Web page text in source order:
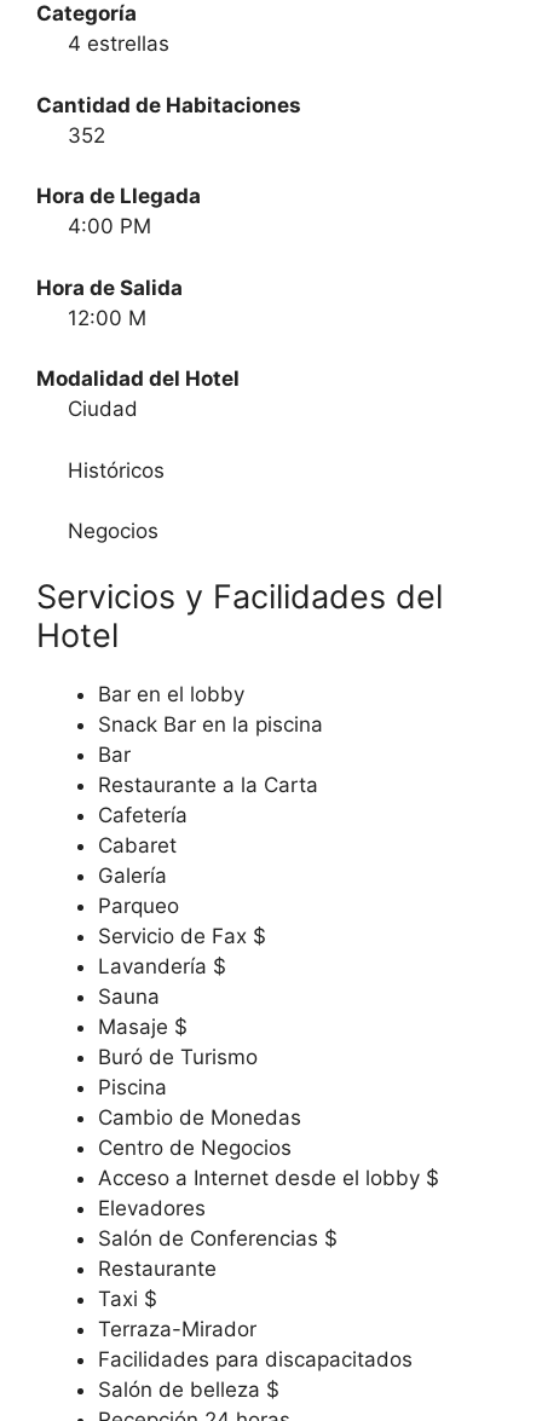
Categoría
4 estrellas
Cantidad de Habitaciones
352
Hora de Llegada
4:00 PM
Hora de Salida
12:00 M
Modalidad del Hotel
Ciudad
Históricos
Negocios
Servicios y Facilidades del
Hotel
Bar en el lobby
Snack Bar en la piscina
Bar
Restaurante a la Carta
Cafetería
Cabaret
Galería
Parqueo
Servicio de Fax $
Lavandería $
Sauna
Masaje $
Buró de Turismo
Piscina
Cambio de Monedas
Centro de Negocios
Acceso a Internet desde el lobby $
Elevadores
Salón de Conferencias $
Restaurante
Taxi $
Terraza-Mirador
Facilidades para discapacitados
Salón de belleza $